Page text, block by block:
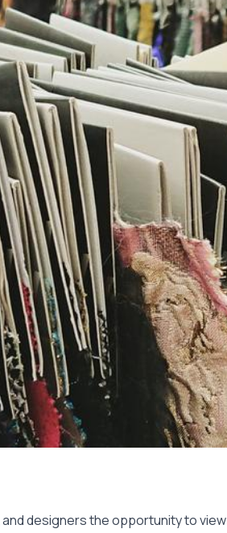
designers the opportunity to